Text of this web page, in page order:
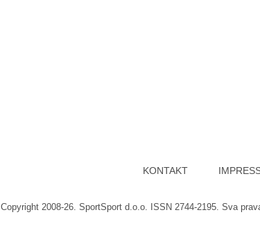
KONTAKT
Copyright 2008-26. SportSport d.o.o. ISSN 2744-2195. Sva